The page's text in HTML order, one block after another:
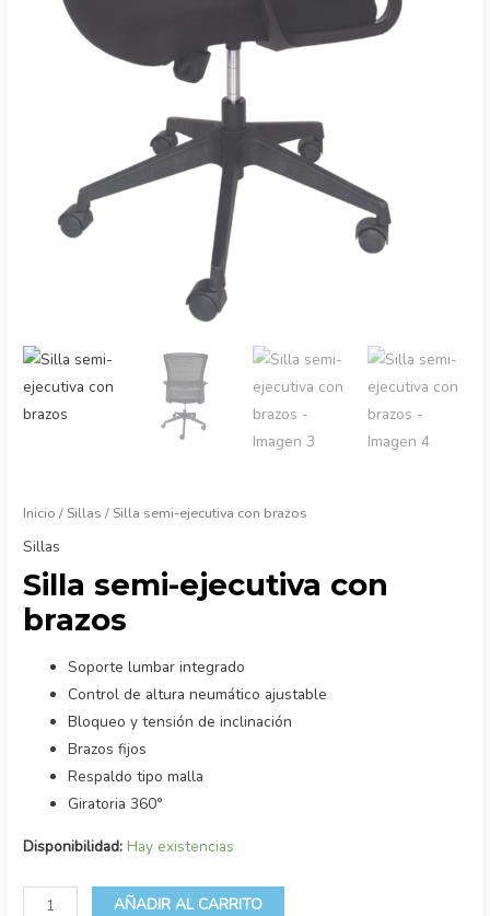
Inicio /Sillas / Silla semi-ejecutiva con brazos
Sillas
Silla semi-ejecutiva con
brazos
Soporte lumbar integrado
Control de altura neumático ajustable
Bloqueo y tensión de inclinación
Brazos fijos
Respaldo tipo malla
Giratoria 360°
Disponibilidad: Hay existencias
AÑADIR AL CARRITO